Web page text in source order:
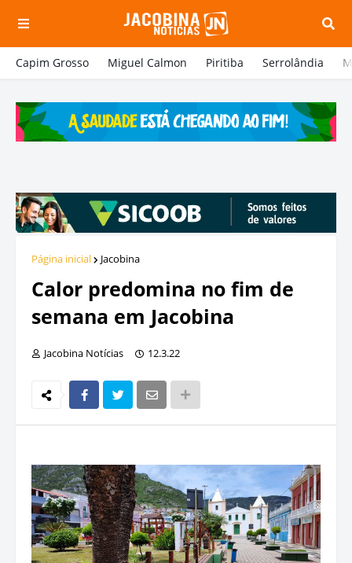
Capim Grosso Miguel Calmon Piritiba Serrolândia
Página inicial Jacobina
Calor predomina no fim de
semana em Jacobina
Jacobina Notícias 12.3.22